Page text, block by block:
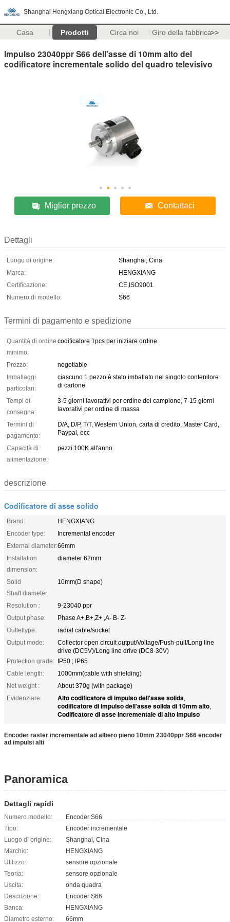
Shanghai Hengxiang Optical Electronic Co., Ltd.
Casa Prodotti Circa noi Giro della fabbrica>>
Impulso 23040ppr S66 dell'asse di 10mm alto del
codificatore incrementale solido del quadro televisivo
Miglior prezzo Contattaci
Dettagli
Luogo di origine:
Shanghai, Cina
Marca:
HENGXIANG
Certificazione:
CE,ISO9001
Numero di modello:
S66
Termini di pagamento e spedizione
Quantità di ordine
minimo:
codificatore 1pcs per iniziare ordine
Prezzo:
negotiable
Imballaggi
particolari:
ciascuno 1 pezzo è stato imballato nel singolo contenitore
di cartone
Tempi di
consegna:
3-5 giorni lavorativi per ordine del campione, 7-15 giorni
lavorativi per ordine di massa
Termini di
pagamento:
D/A, D/P, T/T, Western Union, carta di credito, Master Card,
Paypal, ecc
Capacità di
alimentazione:
pezzi 100K all'anno
descrizione
Codificatore di asse solido
Brand:
HENGXIANG
Encoder type:
Incremental encoder
External diameter:66mm
Installation
dimension:
diameter 62mm
Solid
Shaft diameter:
10mm(D shape)
Resolution :
9-23040 ppr
Output phase:
Phase A+,B+,Z+ ,A- B- Z-
Outlettype:
radial cable/socket
Output mode:
Collector open circuit output/Voltage/Push-pull/Long line
drive (DC5V)/Long line drive (DC8-30V)
Protection grade: IP50 ; IP65
Cable length:
1000mm(cable with shielding)
Net weight :
About 370g (with package)
Evidenziare:
Alto codificatore di impulso dell'asse solida,
codificatore di impulso dell'asse solida di 10mm alto,
Codificatore di asse incrementale di alto impulso
Encoder raster incrementale ad albero pieno 10mm 23040ppr S66 encoder
ad impulsi alti
Panoramica
Dettagli rapidi
Numero modello:
Encoder S66
Tipo:
Encoder incrementale
Luogo di origine:
Shanghai, Cina
Marchio:
HENGXIANG
Utilizzo:
sensore opzionale
Teoria:
sensore opzionale
Uscita:
onda quadra
Descrizione:
Encoder S66
Banca:
HENGXIANG
Diametro esterno:
66mm